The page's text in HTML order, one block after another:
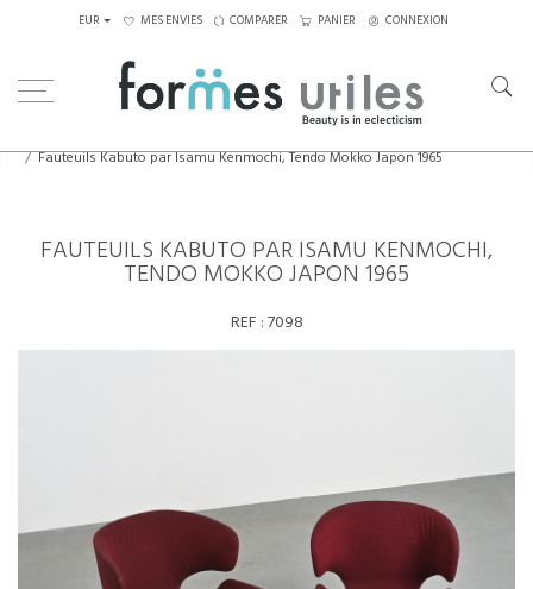
EUR MES ENVIES COMPARER PANIER CONNEXION
Fauteuils Kabuto par Isamu Kenmochi, Tendo Mokko Japon 1965
FAUTEUILS KABUTO PAR ISAMU KENMOCHI,
TENDO MOKKO JAPON 1965
REF :7098